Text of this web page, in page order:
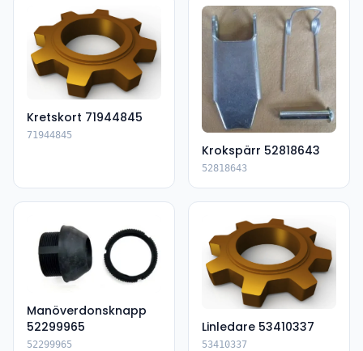
Kretskort 71944845
71944845
Krokspärr 52818643
52818643
Manöverdonsknapp
52299965
52299965
Linledare 53410337
53410337